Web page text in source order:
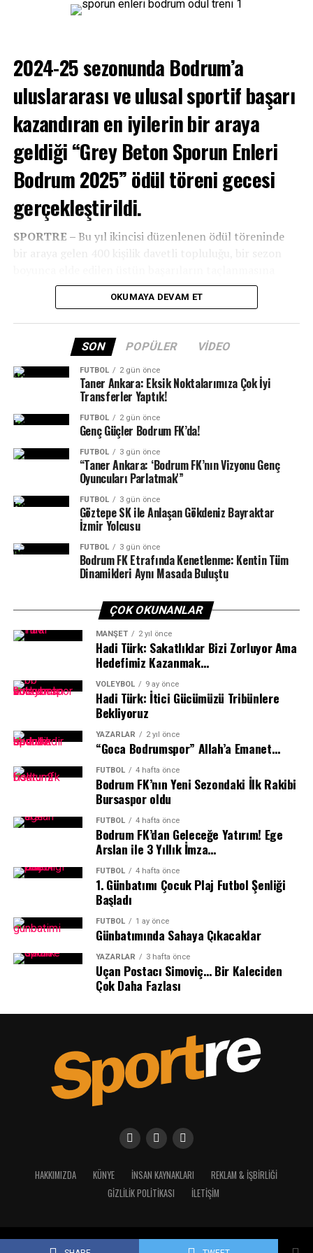
Youtube sayfasına abone olup, programa yorumlarınızla
katılabilirsiniz.
2024-25 sezonunda Bodrum’a
uluslararası ve ulusal sportif başarı
kazandıran en iyilerin bir araya
geldiği “Grey Beton Sporun Enleri
Bodrum 2025” ödül töreni gecesi
gerçekleştirildi.
SPORTRE – Bu yıl ikincisi düzenlenen ödül töreninde
bir araya gelen 400 kişilik davetli topluluğu, bir sezon
şahitlik etti.
Sportre Dergisi’nin düzenlediği ödül töreni gecesine;
Bodrum Kaymakamı Ali Sırmalı, Bodrum Belediye
Başkanı Tamer Mandalinci, Gençlik Spor Bodrum İlçe
Müdürü Oktay Dumruk, Milli Eğitim Bodrum İlçe Müdürü
Aslan Korkmaz, Muğla Büyükşehir Belediyesi Gençlik ve
İlçe Başkanı Seha Ergene, MHP İlçe Başkanı Engin
Galipoğlu, Bodrum Belediyesi meclis üyeleri, sponsorlar,
siyaset ve iş dünyası temsilcileri ve spor dünyasının
önde gelen isimleri katıldı.
Ezgi Başıtek’in koordinatörlüğünü ve sunuculuğunu
yaptığı gece, Sportre Dergisi Genel Yayın Yönetmeni
Abdulkadir Sevindik’in konuşmasıyla başladı.
Sevindik, “Ortaya koydukları maddi-manevi emekle bu
gecenin gerçekleşmesinin en büyük sebebini oluşturan
taraftarlar ve bu yapının arkasında ki aileleri tebrik
ediyorum.” Diyerek yaptığı açılış konuşmasında şunları
OKUMAYA DEVAM ET
SON POPÜLER VIDEO
FUTBOL 2 gün önce
Taner Ankara: Eksik Noktalarımıza Çok İyi
Transferler Yaptık!
FUTBOL 2 gün önce
Genç Güçler Bodrum FK’da!
FUTBOL 3 gün önce
“Taner Ankara: ‘Bodrum FK’nın Vizyonu Genç
Oyuncuları Parlatmak'”
FUTBOL 3 gün önce
Göztepe SK ile Anlaşan Gökdeniz Bayraktar
İzmir Yolcusu
FUTBOL 3 gün önce
Bodrum FK Etrafında Kenetlenme: Kentin Tüm
Dinamikleri Aynı Masada Buluştu
ÇOK OKUNANLAR
MANŞET 2 yıl önce
Hadi Türk: Sakatlıklar Bizi Zorluyor Ama
Hedefimiz Kazanmak…
VOLEYBOL 9 ay önce
Hadi Türk: İtici Gücümüzü Tribünlere
Bekliyoruz
YAZARLAR 2 yıl önce
“Goca Bodrumspor” Allah’a Emanet…
FUTBOL 4 hafta önce
Bodrum FK’nın Yeni Sezondaki İlk Rakibi
Bursaspor oldu
FUTBOL 4 hafta önce
Bodrum FK’dan Geleceğe Yatırım! Ege
Arslan ile 3 Yıllık İmza…
FUTBOL 4 hafta önce
1.⁠ ⁠Günbatımı Çocuk Plaj Futbol Şenliği
Başladı
FUTBOL 1 ay önce
Günbatımında Sahaya Çıkacaklar
YAZARLAR 3 hafta önce
Uçan Postacı Simoviç… Bir Kaleciden
Çok Daha Fazlası
HAKKIMIZDA KÜNYE İNSAN KAYNAKLARI
REKLAM & İŞBIRLIĞI
GIZLILIK POLITIKASI
İLETIŞIM
Copyright © 2023 - 2025 Sportre. Tüm Hakları Saklıdır.